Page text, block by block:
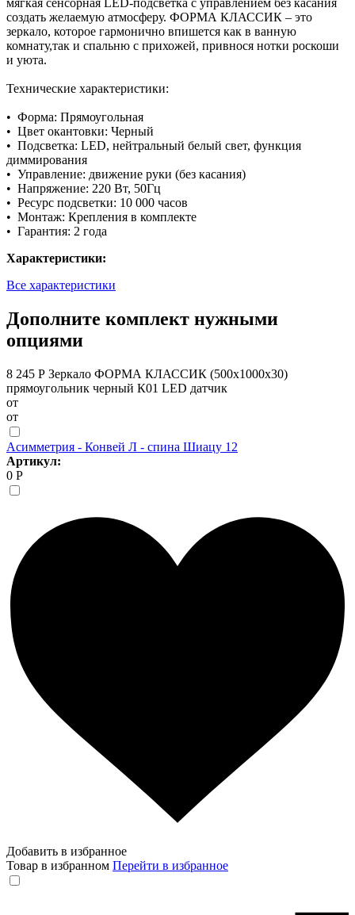
создать желаемую атмосферу. ФОРМА КЛАССИК – это
зеркало, которое гармонично впишется как в ванную
комнату,так и спальню с прихожей, привнося нотки роскоши
и уюта.
Технические характеристики:
• Форма: Прямоугольная
• Цвет окантовки: Черный
• Подсветка: LED, нейтральный белый свет, функция
диммирования
• Управление: движение руки (без касания)
• Напряжение: 220 Вт, 50Гц
• Ресурс подсветки: 10 000 часов
• Монтаж: Крепления в комплекте
• Гарантия: 2 года
Характеристики:
Все характеристики
Дополните комплект нужными
опциями
8 245 Р Зеркало ФОРМА КЛАССИК (500х1000х30)
прямоугольник черный К01 LED датчик
от
от
Асимметрия - Конвей Л - спина Шиацу 12
Артикул:
0 Р
Добавить в избранное
Товар в избранном Перейти в избранное